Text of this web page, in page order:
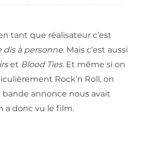
tant que réalisateur c’est
dis à personne. Mais c’est aussi
et Blood Ties. Et même si on
Rock’n Roll, on
annonce nous avait
a donc vu le film.